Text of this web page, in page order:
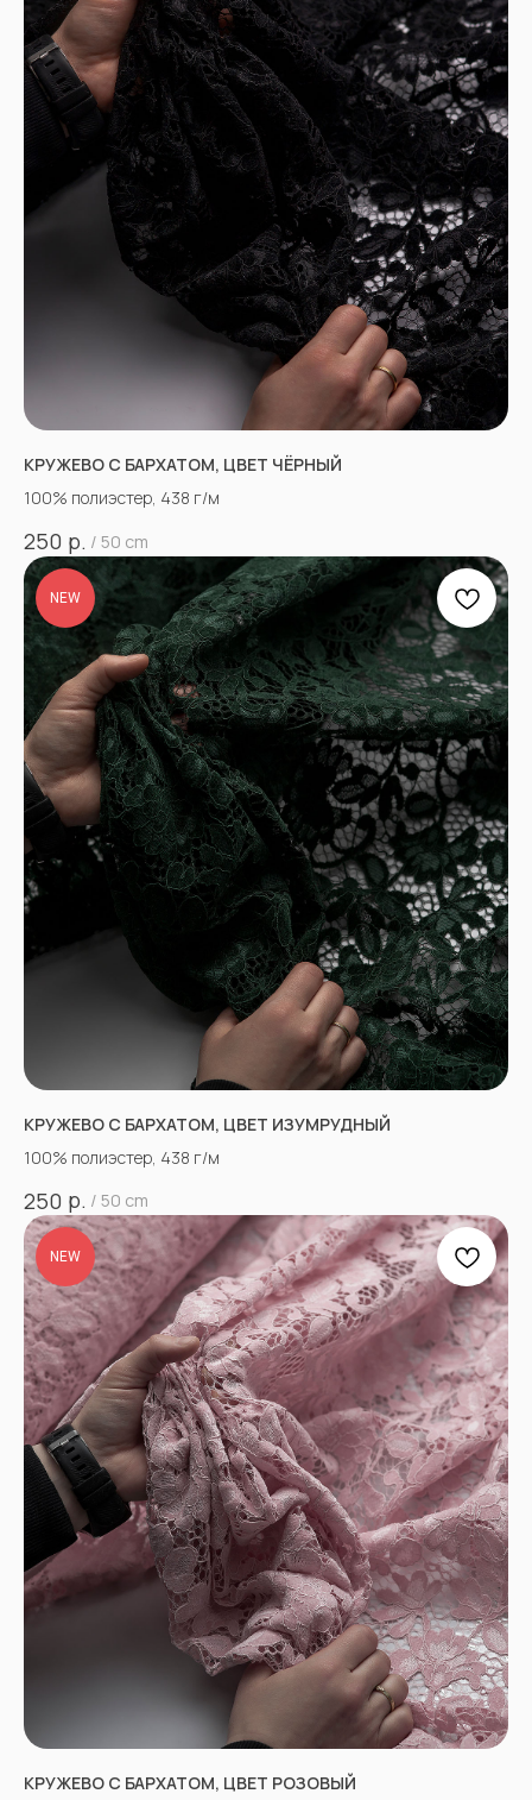
КРУЖЕВО С БАРХАТОМ, ЦВЕТ ЧЁРНЫЙ
100% полиэстер, 438 г/м
250 р. / 50 cm
NEW
КРУЖЕВО С БАРХАТОМ, ЦВЕТ ИЗУМРУДНЫЙ
100% полиэстер, 438 г/м
250 р. / 50 cm
NEW
КРУЖЕВО С БАРХАТОМ, ЦВЕТ РОЗОВЫЙ